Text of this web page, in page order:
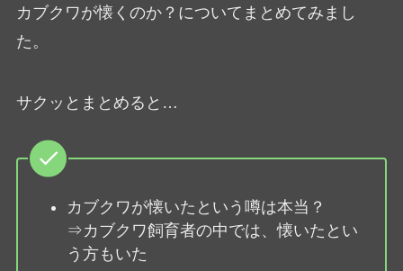
カブクワが懐くのか？についてまとめてみまし
た。
サクッとまとめると…
カブクワが懐いたという噂は本当？
⇒カブクワ飼育者の中では、懐いたとい
う方もいた